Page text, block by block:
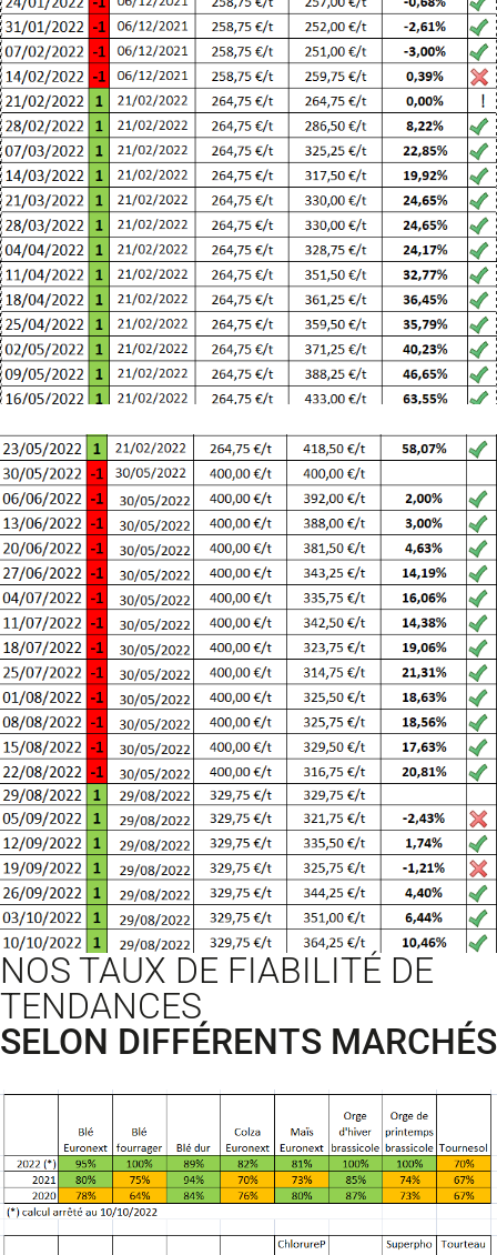
NOS TAUX DE FIABILITÉ DE
TENDANCES
SELON DIFFÉRENTS MARCHÉS